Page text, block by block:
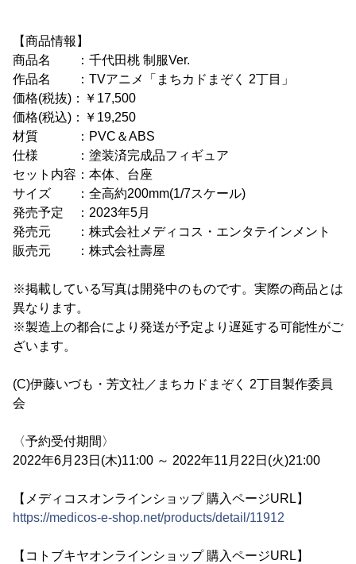
【商品情報】
商品名 ：千代田桃 制服Ver.
作品名 ：TVアニメ「まちカドまぞく 2丁目」
価格(税抜)：￥17,500
価格(税込)：￥19,250
材質 ：PVC＆ABS
仕様 ：塗装済完成品フィギュア
セット内容：本体、台座
サイズ ：全高約200mm(1/7スケール)
発売予定 ：2023年5月
発売元 ：株式会社メディコス・エンタテインメント
販売元 ：株式会社壽屋
※掲載している写真は開発中のものです。実際の商品とは
異なります。
※製造上の都合により発送が予定より遅延する可能性がご
ざいます。
(C)伊藤いづも・芳文社／まちカドまぞく 2丁目製作委員
会
〈予約受付期間〉
2022年6月23日(木)11:00 ～ 2022年11月22日(火)21:00
【メディコスオンラインショップ 購入ページURL】
https://medicos-e-shop.net/products/detail/11912
【コトブキヤオンラインショップ 購入ページURL】